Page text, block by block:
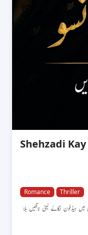
Shehzadi
Romance Thriller
ہیڈفون لگاۓ لیٹی ٹانگیں ہلا